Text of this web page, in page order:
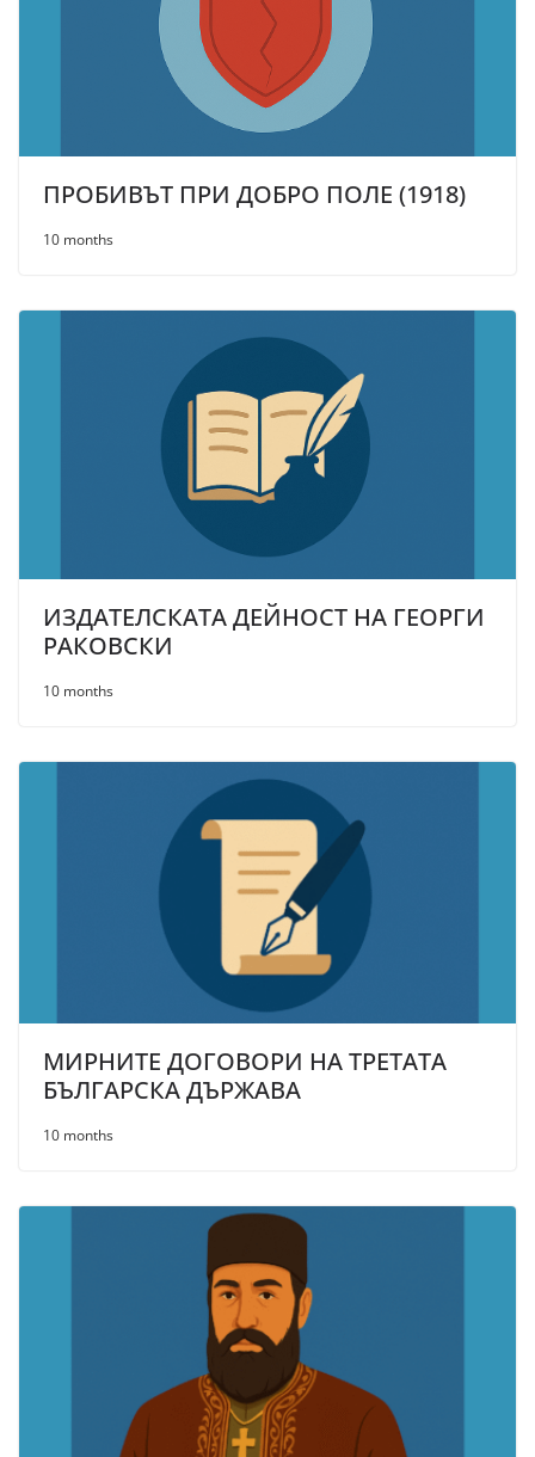
ПРОБИВЪТ ПРИ ДОБРО ПОЛЕ (1918)
10 months
ИЗДАТЕЛСКАТА ДЕЙНОСТ НА ГЕОРГИ
РАКОВСКИ
10 months
МИРНИТЕ ДОГОВОРИ НА ТРЕТАТА
БЪЛГАРСКА ДЪРЖАВА
10 months